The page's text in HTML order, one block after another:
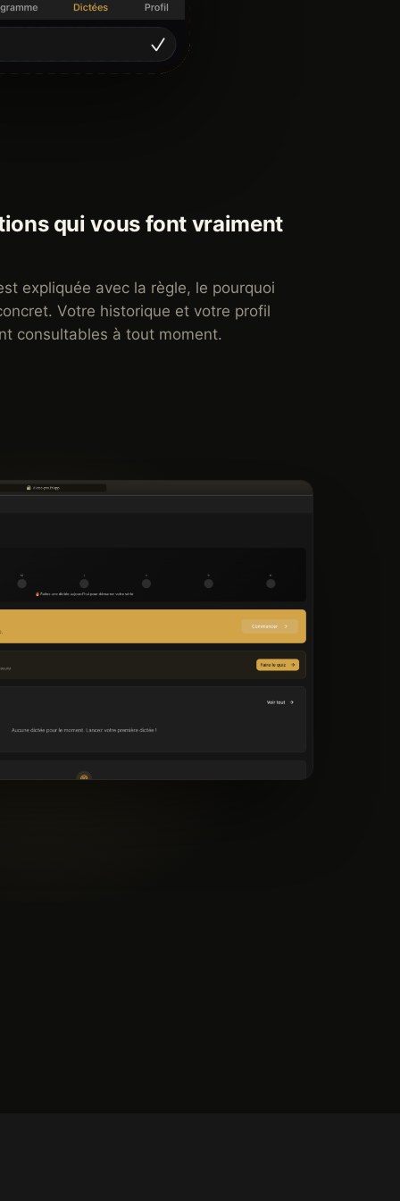
qui vous font vraiment
expliquée avec la règle, le pourquoi
Votre historique et votre profil
consultables à tout moment.